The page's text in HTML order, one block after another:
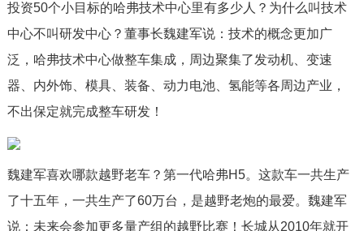
投资50个小目标的哈弗技术中心里有多少人？为什么叫技术
中心不叫研发中心？董事长魏建军说：技术的概念更加广
泛，哈弗技术中心做整车集成，周边聚集了发动机、变速
器、内外饰、模具、装备、动力电池、氢能等各周边产业，
不出保定就完成整车研发！
魏建军喜欢哪款越野老车？第一代哈弗H5。这款车一共生产
了十五年，一共生产了60万台，是越野老炮的最爱。魏建军
说：未来会参加更多量产组的越野比赛！长城从2010年就开